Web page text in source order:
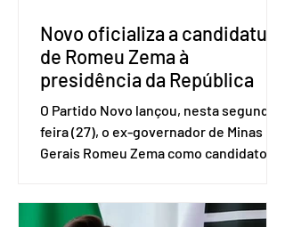
Novo oficializa a candidatura
de Romeu Zema à
presidência da República
O Partido Novo lançou, nesta segunda-
feira (27), o ex-governador de Minas
Gerais Romeu Zema como candidato à
Brasília. O Novo ainda não definiu quem